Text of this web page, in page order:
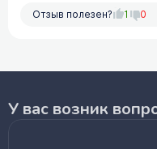
Отзыв полезен? 1 0
У вас возник